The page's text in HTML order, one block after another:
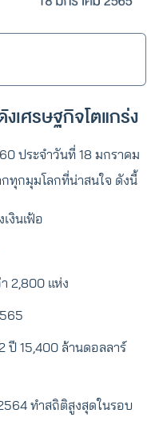
เศรษฐกิจโตแกร่ง
ประจำวันที่ 18 มกราคม
ทุกมุมโลกที่น่าสนใจ ดังนี้
งินเฟ้อ
2,800 แห่ง
ปี 15,400 ล้านดอลลาร์
ทำสถิติสูงสุดในรอบ